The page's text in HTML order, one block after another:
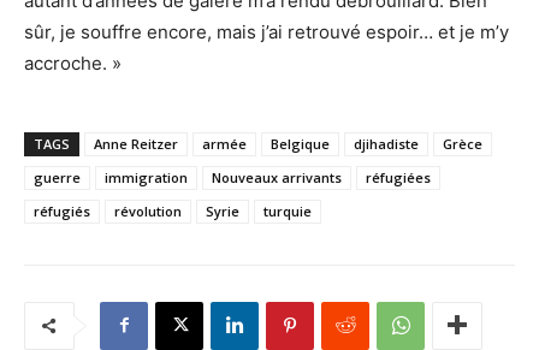
sûr, je souffre encore, mais j’ai retrouvé espoir… et je m’y
accroche. »
TAGS Anne Reitzer armée Belgique djihadiste
Grèce
guerre
immigration Nouveaux arrivants
réfugiées
réfugiés
révolution Syrie turquie